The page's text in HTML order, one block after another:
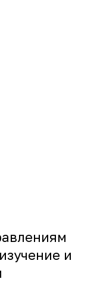
и